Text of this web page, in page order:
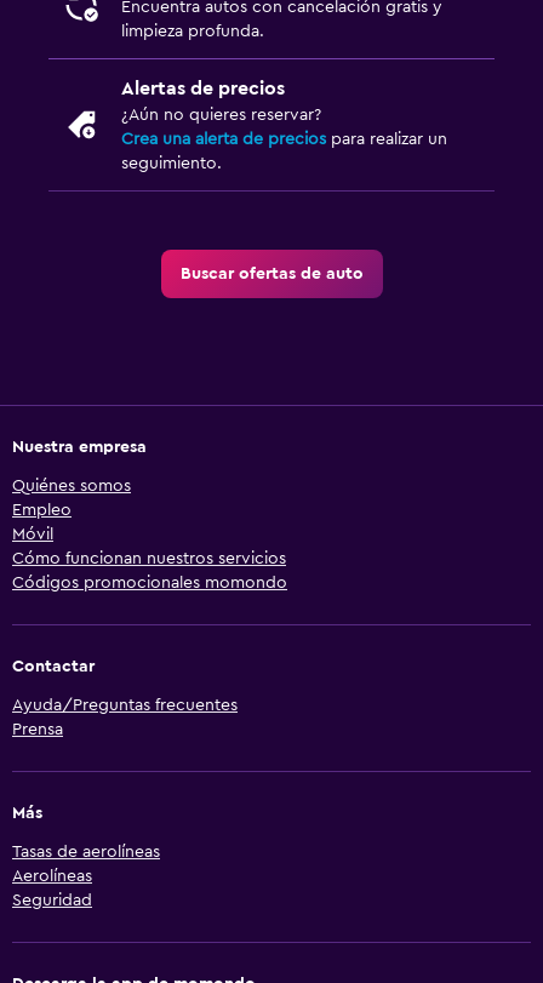
Encuentra autos con cancelación gratis y
limpieza profunda.
Alertas de precios
¿Aún no quieres reservar?
Crea una alerta de precios para realizar un
seguimiento.
Buscar ofertas de auto
Nuestra empresa
Quiénes somos
Empleo
Móvil
Cómo funcionan nuestros servicios
Códigos promocionales momondo
Contactar
Ayuda/Preguntas frecuentes
Prensa
Más
Tasas de aerolíneas
Aerolíneas
Seguridad